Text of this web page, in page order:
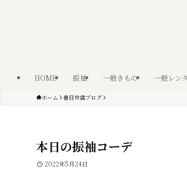
HOME 振袖 一般きもの 一般レン
ホーム 春日井店ブログ
本日の振袖コーデ
2022年5月24日